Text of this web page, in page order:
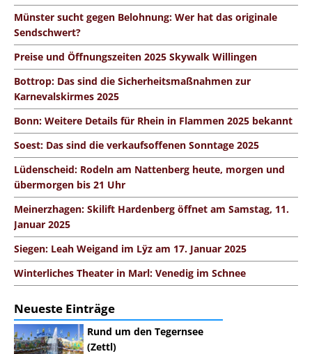
Münster sucht gegen Belohnung: Wer hat das originale
Sendschwert?
Preise und Öffnungszeiten 2025 Skywalk Willingen
Bottrop: Das sind die Sicherheitsmaßnahmen zur
Karnevalskirmes 2025
Bonn: Weitere Details für Rhein in Flammen 2025 bekannt
Soest: Das sind die verkaufsoffenen Sonntage 2025
Lüdenscheid: Rodeln am Nattenberg heute, morgen und
übermorgen bis 21 Uhr
Meinerzhagen: Skilift Hardenberg öffnet am Samstag, 11.
Januar 2025
Siegen: Leah Weigand im Lÿz am 17. Januar 2025
Winterliches Theater in Marl: Venedig im Schnee
Neueste Einträge
Rund um den Tegernsee
(Zettl)